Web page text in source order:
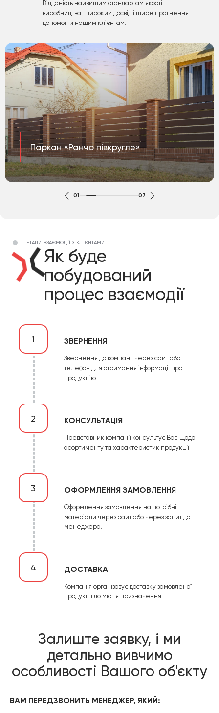
Відданість найвищим стандартам якості
виробництва, широкий досвід і щире прагнення
допомогти нашим клієнтам.
Паркан «Ранчо півкругле»
01 07
ЕТАПИ ВЗАЄМОДІЇ З КЛІЄНТАМИ
Як буде
побудований
процес взаємодії
1 ЗВЕРНЕННЯ
Звернення до компанії через сайт або
телефон для отримання інформації про
продукцію.
2 КОНСУЛЬТАЦІЯ
Представник компанії консультує Вас щодо
асортименту та характеристик продукції.
3 ОФОРМЛЕННЯ ЗАМОВЛЕННЯ
Оформлення замовлення на потрібні
матеріали через сайт або через запит до
менеджера.
4 ДОСТАВКА
Компанія організовує доставку замовленої
продукції до місця призначення.
Залиште заявку, і ми
детально вивчимо
особливості Вашого об'єкту
ВАМ ПЕРЕДЗВОНИТЬ МЕНЕДЖЕР, ЯКИЙ: